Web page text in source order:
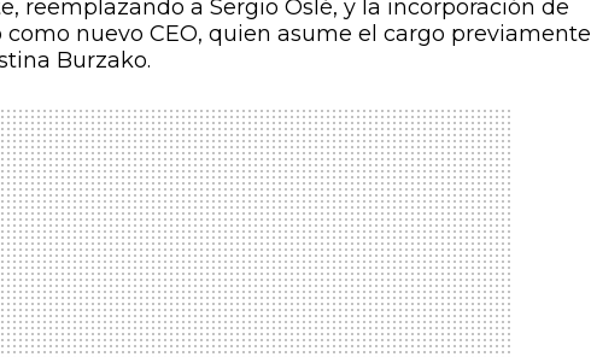
reemplazando a Sergio Oslé, y la incorporación de
nuevo CEO, quien asume el cargo previamente
Burzako.